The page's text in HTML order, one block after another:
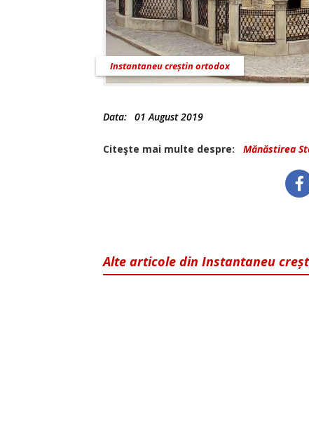
Instantaneu creștin ortodox
Data: 01 August 2019
Citeşte mai multe despre: Mănăstirea
Alte articole din Instantaneu